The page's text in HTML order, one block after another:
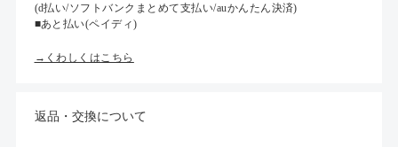
(d払い/ソフトバンクまとめて支払い/auかんたん決済)
■あと払い(ペイディ)
→くわしくはこちら
返品・交換について